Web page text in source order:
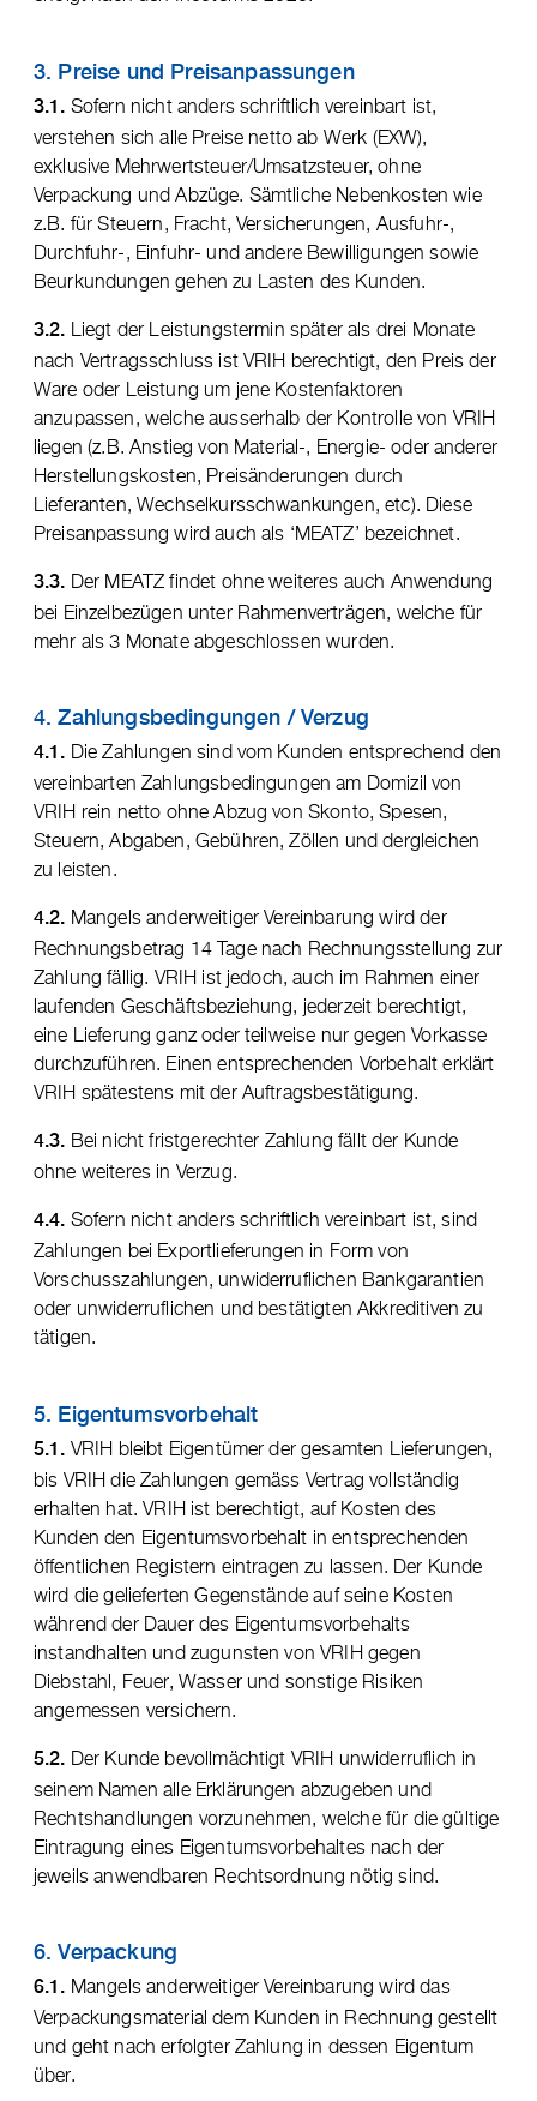
3. Preise und Preisanpassungen
3.1. Sofern nicht anders schriftlich vereinbart ist,
verstehen sich alle Preise netto ab Werk (EXW),
exklusive Mehrwertsteuer/Umsatzsteuer, ohne
Verpackung und Abzüge. Sämtliche Nebenkosten wie
z.B. für Steuern, Fracht, Versicherungen, Ausfuhr-,
Durchfuhr-, Einfuhr- und andere Bewilligungen sowie
Beurkundungen gehen zu Lasten des Kunden.
3.2. Liegt der Leistungstermin später als drei Monate
nach Vertragsschluss ist VRIH berechtigt, den Preis der
Ware oder Leistung um jene Kostenfaktoren
anzupassen, welche ausserhalb der Kontrolle von VRIH
liegen (z.B. Anstieg von Material-, Energie- oder anderer
Herstellungskosten, Preisänderungen durch
Lieferanten, Wechselkursschwankungen, etc). Diese
Preisanpassung wird auch als ‘MEATZ’ bezeichnet.
3.3. Der MEATZ findet ohne weiteres auch Anwendung
bei Einzelbezügen unter Rahmenverträgen, welche für
mehr als 3 Monate abgeschlossen wurden.
4. Zahlungsbedingungen / Verzug
4.1. Die Zahlungen sind vom Kunden entsprechend den
vereinbarten Zahlungsbedingungen am Domizil von
VRIH rein netto ohne Abzug von Skonto, Spesen,
Steuern, Abgaben, Gebühren, Zöllen und dergleichen
zu leisten.
4.2. Mangels anderweitiger Vereinbarung wird der
Rechnungsbetrag 14 Tage nach Rechnungsstellung zur
Zahlung fällig. VRIH ist jedoch, auch im Rahmen einer
laufenden Geschäftsbeziehung, jederzeit berechtigt,
eine Lieferung ganz oder teilweise nur gegen Vorkasse
durchzuführen. Einen entsprechenden Vorbehalt erklärt
VRIH spätestens mit der Auftragsbestätigung.
4.3. Bei nicht fristgerechter Zahlung fällt der Kunde
ohne weiteres in Verzug.
4.4. Sofern nicht anders schriftlich vereinbart ist, sind
Zahlungen bei Exportlieferungen in Form von
Vorschusszahlungen, unwiderruflichen Bankgarantien
oder unwiderruflichen und bestätigten Akkreditiven zu
tätigen.
5. Eigentumsvorbehalt
5.1. VRIH bleibt Eigentümer der gesamten Lieferungen,
bis VRIH die Zahlungen gemäss Vertrag vollständig
erhalten hat. VRIH ist berechtigt, auf Kosten des
Kunden den Eigentumsvorbehalt in entsprechenden
öffentlichen Registern eintragen zu lassen. Der Kunde
wird die gelieferten Gegenstände auf seine Kosten
während der Dauer des Eigentumsvorbehalts
instandhalten und zugunsten von VRIH gegen
Diebstahl, Feuer, Wasser und sonstige Risiken
angemessen versichern.
5.2. Der Kunde bevollmächtigt VRIH unwiderruflich in
seinem Namen alle Erklärungen abzugeben und
Rechtshandlungen vorzunehmen, welche für die gültige
Eintragung eines Eigentumsvorbehaltes nach der
jeweils anwendbaren Rechtsordnung nötig sind.
6. Verpackung
6.1. Mangels anderweitiger Vereinbarung wird das
Verpackungsmaterial dem Kunden in Rechnung gestellt
und geht nach erfolgter Zahlung in dessen Eigentum
über.